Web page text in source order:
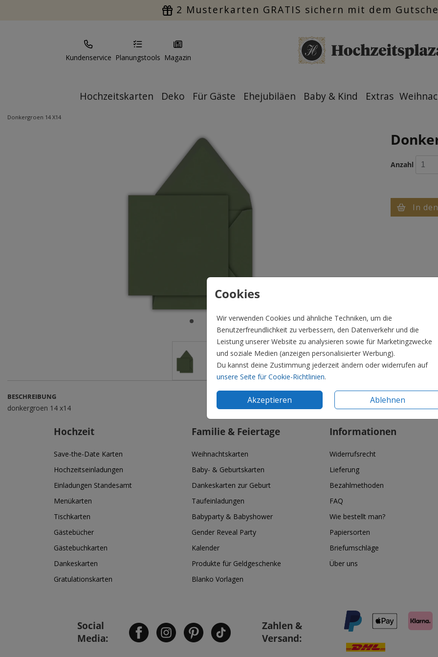
2 Musterkarten GRATIS sichern mit dem
Kundenservice Planungstools Magazin
Hochzeitskarten Deko Für Gäste Ehejubiläen Baby & Kind Extras
Cookies
Wir verwenden Cookies und ähnliche Techniken, um die
Benutzerfreundlichkeit zu verbessern, den Datenverkehr und die
Leistung unserer Website zu analysieren sowie für Marketingzwecke
und soziale Medien (anzeigen personalisierter Werbung).
Du kannst deine Zustimmung jederzeit ändern oder widerrufen auf
unsere Seite für Cookie-Richtlinien.
Akzeptieren Ablehnen
Donkergroen 14 X14
Anzahl
In
BESCHREIBUNG
donkergroen 14 x14
Preis:
Hochzeit
Save-the-Date Karten
Hochzeitseinladungen
Einladungen Standesamt
Menükarten
Tischkarten
Gästebücher
Gästebuchkarten
Dankeskarten
Gratulationskarten
Familie & Feiertage
Weihnachtskarten
Baby- & Geburtskarten
Dankeskarten zur Geburt
Taufeinladungen
Babyparty & Babyshower
Gender Reveal Party
Kalender
Produkte für Geldgeschenke
Blanko Vorlagen
Informationen
Widerrufsrecht
Lieferung
Bezahlmethoden
FAQ
Wie bestellt man?
Papiersorten
Briefumschläge
Über uns
Social
Media:
Zahlen &
Versand: